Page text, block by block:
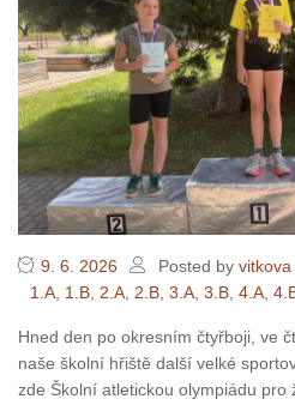
9. 6. 2026 Posted by vitkova
1.A, 1.B, 2.A, 2.B, 3.A, 3.B, 4.A,
Hned den po okresním čtyřboji, ve
naše školní hřiště další velké
zde Školní atletickou olympiádu pro